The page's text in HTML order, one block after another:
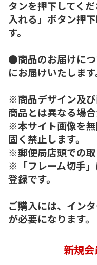
タンを押下してく
入れる」ボタン押
す。
●商品のお届けに
にお届けいたします
※商品デザイン及
商品とは異なる場合
※本サイト画像を
固く禁止します。
※郵便局店頭での取
※「フレーム切手
登録です。
ご購入には、イン
が必要になります。
新規